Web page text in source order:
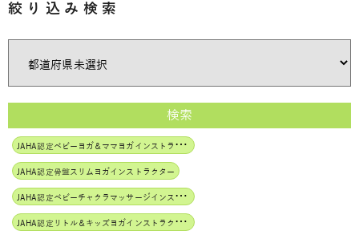
絞り込み検索
検索
J
AHA認定ベビーヨガ＆ママヨガインストラクター
JAHA認定骨盤スリムヨガインストラクター
J
AHA認定ベビーチャクラマッサージインストラクター
J
AHA認定リトル＆キッズヨガインストラクター